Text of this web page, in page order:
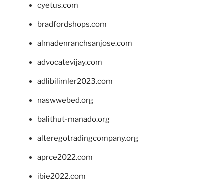
cyetus.com
bradfordshops.com
almadenranchsanjose.com
advocatevijay.com
adlibilimler2023.com
naswwebed.org
balithut-manado.org
alteregotradingcompany.org
aprce2022.com
ibie2022.com